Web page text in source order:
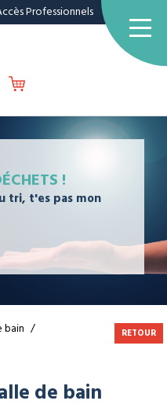
Professionnels
!
tri, t'es pas mon
bain /
RETOUR
de bain